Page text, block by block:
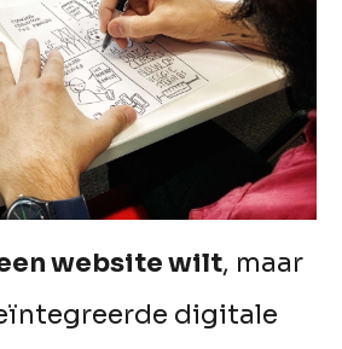
website wilt, maar
digitale